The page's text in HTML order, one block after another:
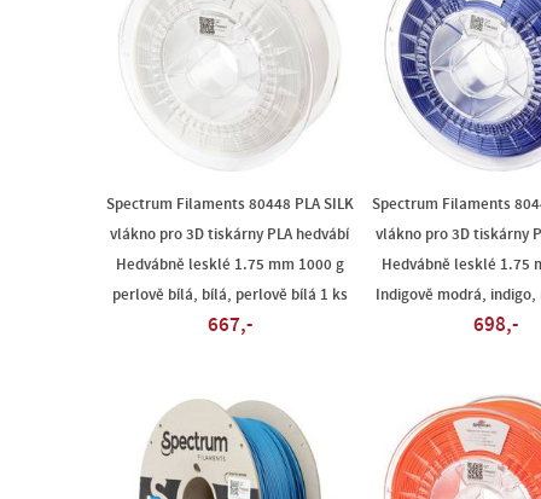
Spectrum Filaments 80448 PLA SILK
vlákno pro 3D tiskárny PLA hedvábí
Hedvábně lesklé 1.75 mm 1000 g
perlově bílá, bílá, perlově bílá 1 ks
667,-
Spectrum Filaments
vlákno pro 3D tiskárny
Hedvábně lesklé 1.75
Indigově modrá,
698,-